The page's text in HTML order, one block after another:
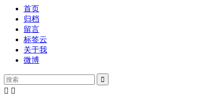
首页
归档
留言
标签云
关于我
微博

 